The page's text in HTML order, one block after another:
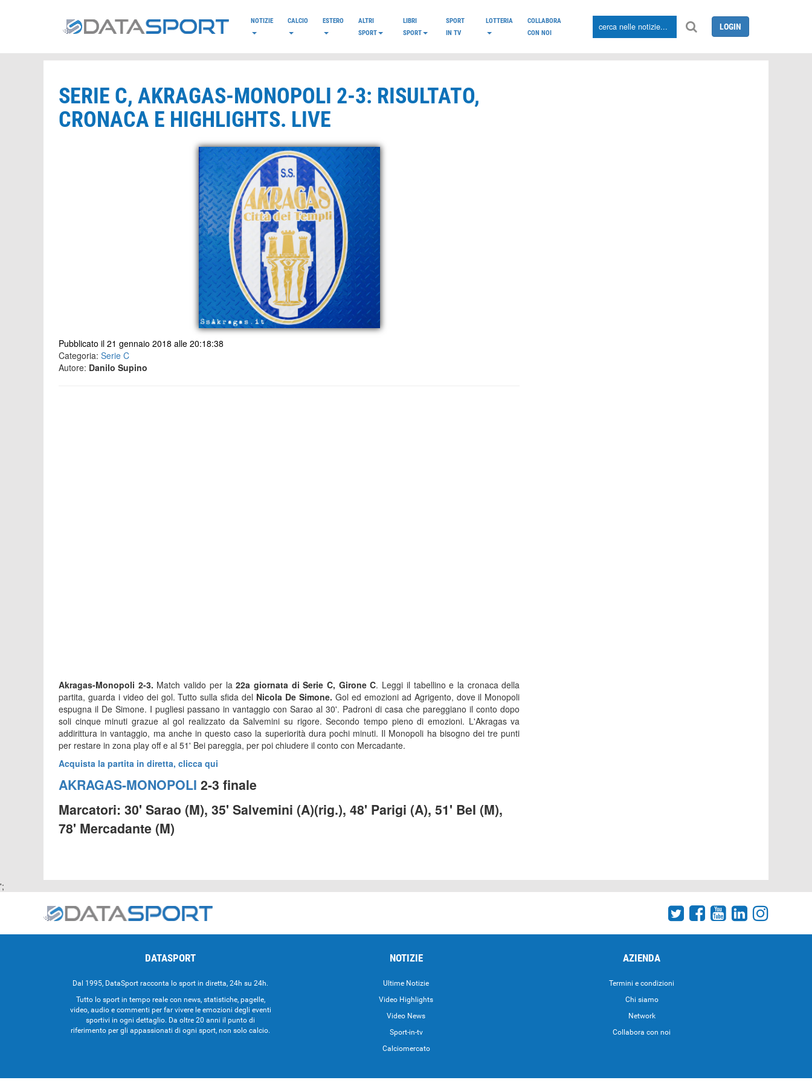
NOTIZIE CALCIO ESTERO
ALTRI
SPORT
LIBRI
SPORT
SPORT
IN TV
LOTTERIA
COLLABORA
CON NOI
LOGIN
SERIE C, AKRAGAS-MONOPOLI 2-3: RISULTATO,
CRONACA E HIGHLIGHTS. LIVE
Pubblicato il 21 gennaio 2018 alle 20:18:38
Categoria: Serie C
Autore: Danilo Supino
Akragas-Monopoli 2-3. Match valido per la22a giornata di Serie C, Girone C. Leggi il tabellino e la cronaca della
partita, guarda i video dei gol. Tutto sulla sfida del Nicola De Simone. Gol ed emozioni ad Agrigento, dove il Monopoli
espugna il De Simone. I pugliesi passano in vantaggio con Sarao al 30'. Padroni di casa che pareggiano il conto dopo
soli cinque minuti grazue al gol realizzato da Salvemini su rigore. Secondo tempo pieno di emozioni. L'Akragas va
addirittura in vantaggio, ma anche in questo caso la superiorità dura pochi minuti. Il Monopoli ha bisogno dei tre punti
per restare in zona play off e al 51' Bei pareggia, per poi chiudere il conto con Mercadante.
Acquista la partita in diretta, clicca qui
AKRAGAS-MONOPOLI 2-3 finale
Marcatori: 30' Sarao (M), 35' Salvemini (A)(rig.), 48' Parigi (A), 51' BeI (M),
78' Mercadante (M)
';
DATASPORT
Dal 1995, DataSport racconta lo sport in diretta, 24h su 24h.
Tutto lo sport in tempo reale con news, statistiche, pagelle,
video, audio e commenti per far vivere le emozioni degli eventi
sportivi in ogni dettaglio. Da oltre 20 anni il punto di
riferimento per gli appassionati di ogni sport, non solo calcio.
NOTIZIE
Ultime Notizie
Video Highlights
Video News
Sport-in-tv
Calciomercato
AZIENDA
Termini e condizioni
Chi siamo
Network
Collabora con noi